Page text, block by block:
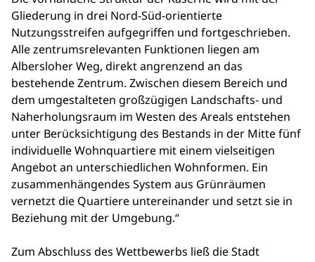
Gliederung in drei Nord-Süd-orientierte
Nutzungsstreifen aufgegriffen und fortgeschrieben.
Alle zentrumsrelevanten Funktionen liegen am
Albersloher Weg, direkt angrenzend an das
bestehende Zentrum. Zwischen diesem Bereich und
dem umgestalteten großzügigen Landschafts- und
Naherholungsraum im Westen des Areals entstehen
unter Berücksichtigung des Bestands in der Mitte fünf
individuelle Wohnquartiere mit einem vielseitigen
Angebot an unterschiedlichen Wohnformen. Ein
zusammenhängendes System aus Grünräumen
vernetzt die Quartiere untereinander und setzt sie in
Beziehung mit der Umgebung.“
Zum Abschluss des Wettbewerbs ließ die Stadt